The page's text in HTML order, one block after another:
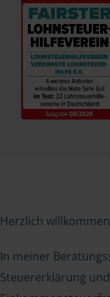
Herzlich willkommen
In meiner
Steuererklärung